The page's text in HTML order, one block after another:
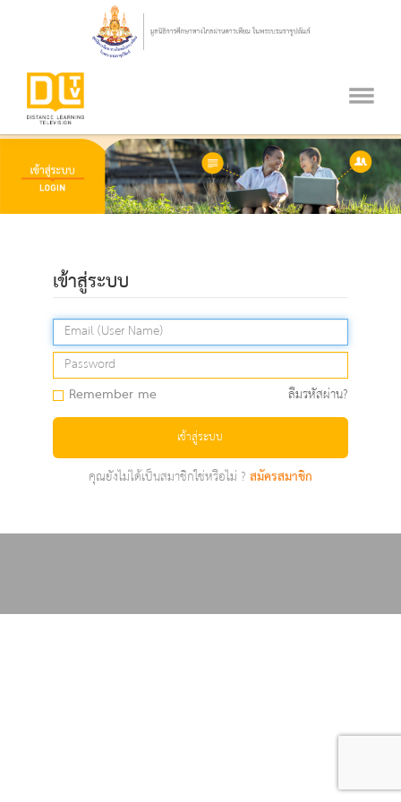
เข้าสู่ระบบ
Remember me ลืมรหัสผ่าน?
เข้าสู่ระบบ
คุณยังไม่ได้เป็นสมาชิกใช่หรือไม่ ?สมัครสมาชิก